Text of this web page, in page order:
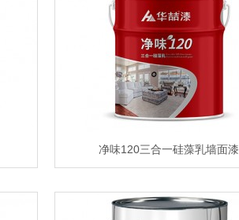
净味120三合一硅藻乳墙面漆